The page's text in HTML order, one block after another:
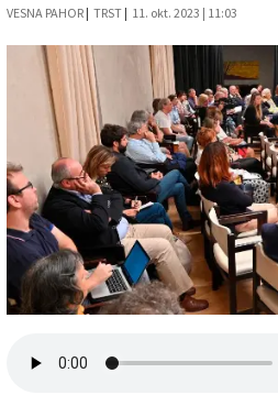
Oglasi
Založnik
Zadruga PD
Naročnine
VESNA PAHOR | TRST | 11. okt. 2023 | 11:03